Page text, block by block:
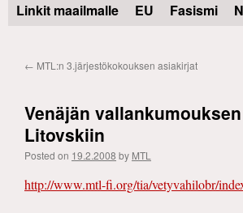
toLinkit maailmalle
EU Fasismi
← MTL:n 3.järjestökokouksen asiakirjat
Venäjän
Litovskiin
Posted on 19.2.2008 by MTL
http://www.mtl-fi.org/tia/vetyvahilobr/